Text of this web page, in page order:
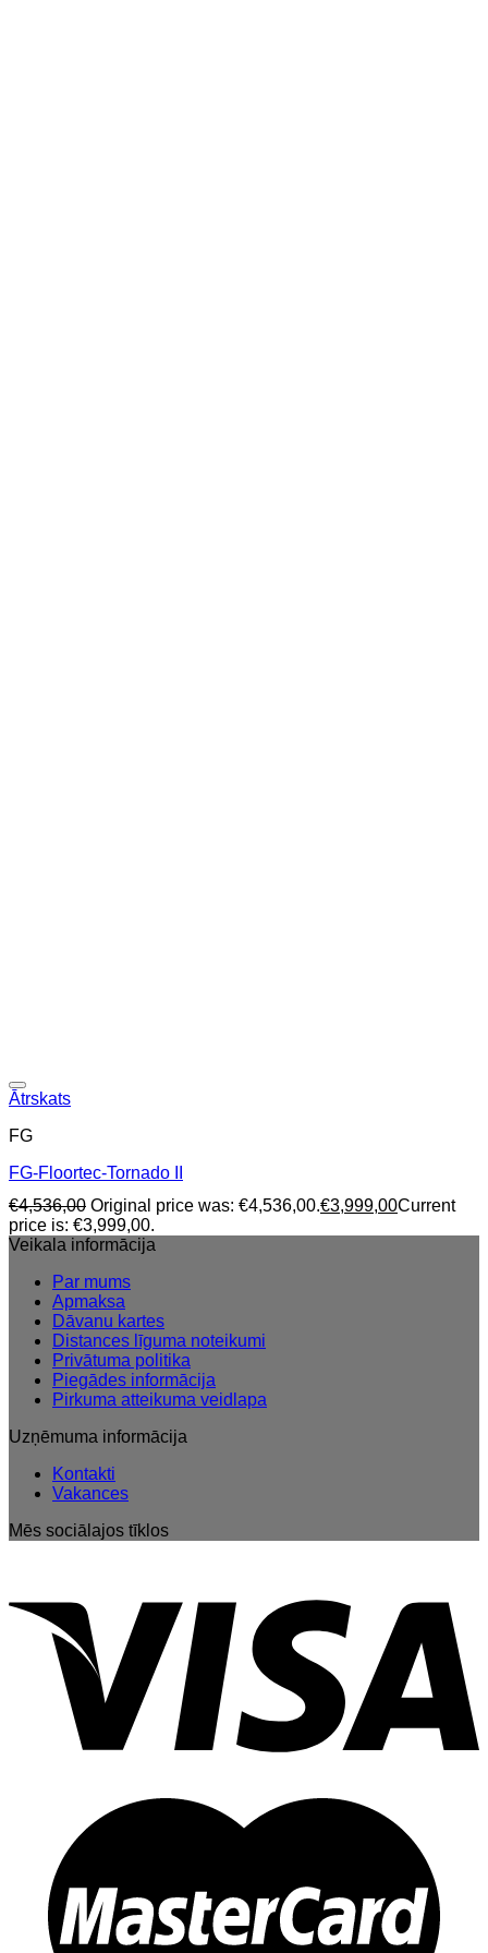
Ātrskats
FG
FG-Floortec-Tornado II
€4,536,00 Original price was: €4,536,00.€3,999,00Current
price is: €3,999,00.
Veikala informācija
Par mums
Apmaksa
Dāvanu kartes
Distances līguma noteikumi
Privātuma politika
Piegādes informācija
Pirkuma atteikuma veidlapa
Uzņēmuma informācija
Kontakti
Vakances
Mēs sociālajos tīklos